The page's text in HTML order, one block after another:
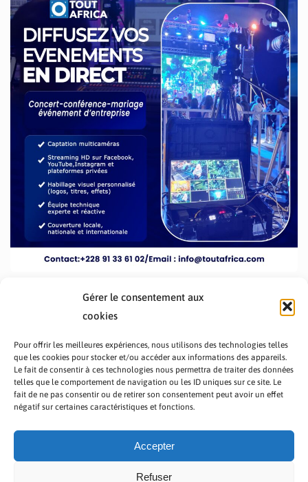
Gérer le consentement aux
cookies
Pour offrir les meilleures expériences, nous utilisons des technologies telles
que les cookies pour stocker et/ou accéder aux informations des appareils.
Le fait de consentir à ces technologies nous permettra de traiter des données
telles que le comportement de navigation ou les ID uniques sur ce site. Le
fait de ne pas consentir ou de retirer son consentement peut avoir un effet
négatif sur certaines caractéristiques et fonctions.
Accepter
Refuser
PRÉSENTATION TOUTAFRICA
A PROPOS